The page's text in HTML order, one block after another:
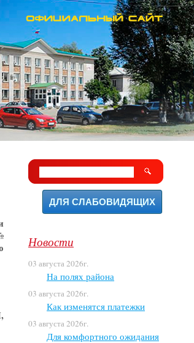
ДЛЯ СЛАБОВИДЯЩИХ
Новости
03 августа 2026г.
На полях района
03 августа 2026г.
Как изменятся платежки
03 августа 2026г.
Для комфортного ожидания